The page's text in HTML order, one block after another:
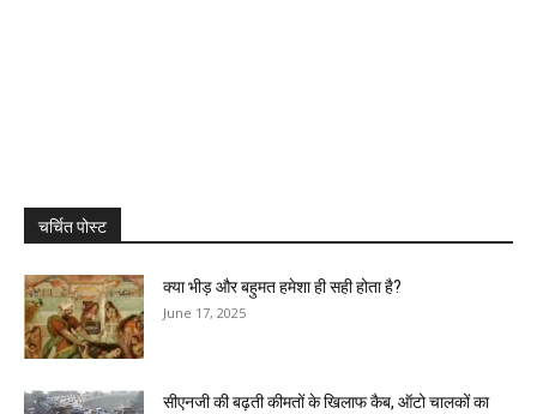
चर्चित पोस्ट
क्या भीड़ और बहुमत हमेशा ही सही होता है?
June 17, 2025
सीएनजी की बढ़ती कीमतों के खिलाफ कैब, ऑटो चालकों का